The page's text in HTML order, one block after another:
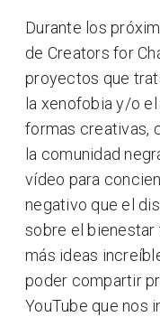
Durante los
de Creators for
proyectos que
la xenofobia y/o
formas creativas,
la comunidad
vídeo para
negativo que el
sobre el bienestar
más ideas
poder compartir
YouTube que nos